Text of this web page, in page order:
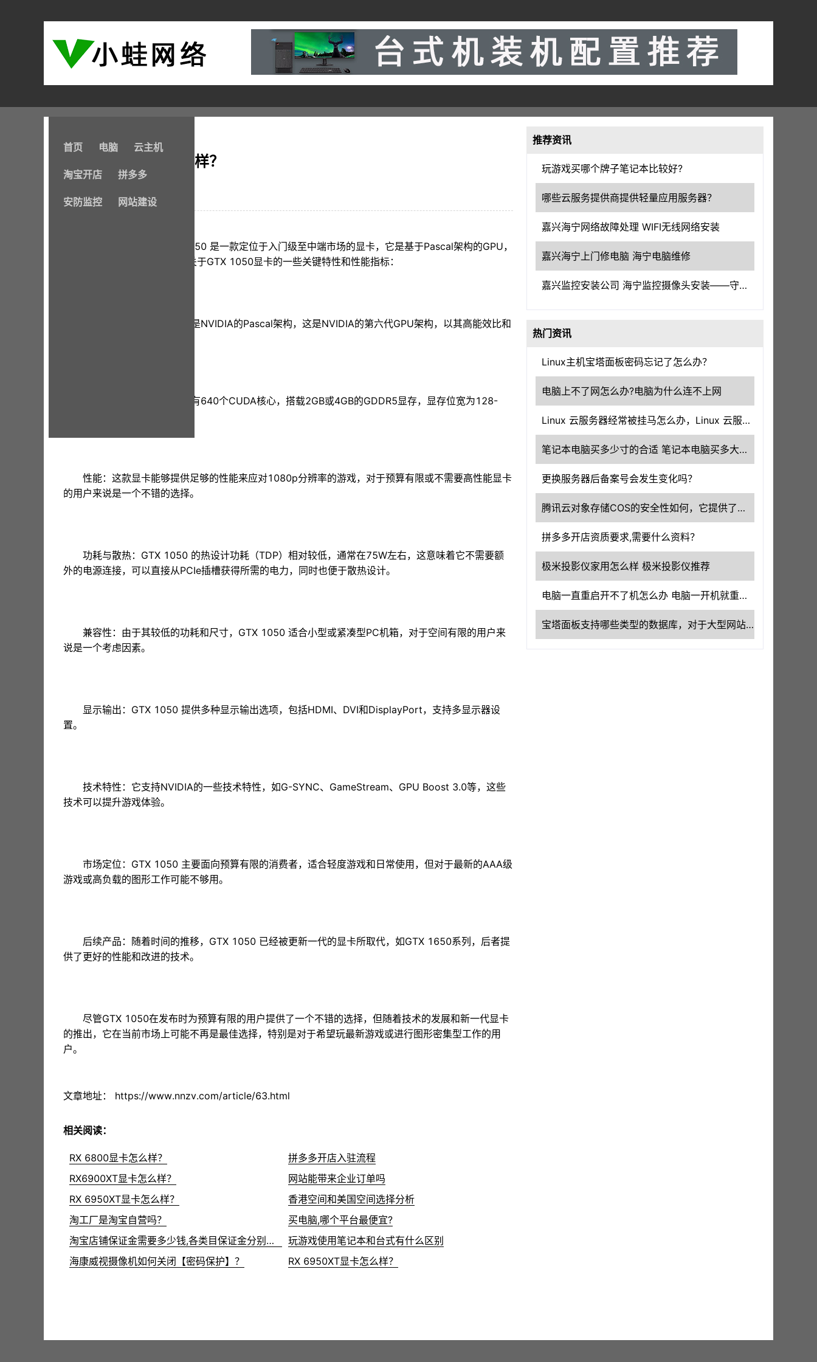
首页 电脑 云主机
淘宝开店 拼多多
安防监控 网站建设
GTX 1050显卡怎么样？
2024-07-31
NVIDIA GeForce GTX 1050 是一款定位于入门级至中端市场的显卡，它是基于Pascal架构的GPU，
发布于2016年10月。以下是关于GTX 1050显卡的一些关键特性和性能指标：
架构：GTX 1050 采用的是NVIDIA的Pascal架构，这是NVIDIA的第六代GPU架构，以其高能效比和
核心配置：GTX 1050 拥有640个CUDA核心，搭载2GB或4GB的GDDR5显存，显存位宽为128-
性能：这款显卡能够提供足够的性能来应对1080p分辨率的游戏，对于预算有限或不需要高性能显卡
的用户来说是一个不错的选择。
功耗与散热：GTX 1050 的热设计功耗（TDP）相对较低，通常在75W左右，这意味着它不需要额
外的电源连接，可以直接从PCIe插槽获得所需的电力，同时也便于散热设计。
兼容性：由于其较低的功耗和尺寸，GTX 1050 适合小型或紧凑型PC机箱，对于空间有限的用户来
说是一个考虑因素。
显示输出：GTX 1050 提供多种显示输出选项，包括HDMI、DVI和DisplayPort，支持多显示器设
置。
技术特性：它支持NVIDIA的一些技术特性，如G-SYNC、GameStream、GPU Boost 3.0等，这些
技术可以提升游戏体验。
市场定位：GTX 1050 主要面向预算有限的消费者，适合轻度游戏和日常使用，但对于最新的AAA级
游戏或高负载的图形工作可能不够用。
后续产品：随着时间的推移，GTX 1050 已经被更新一代的显卡所取代，如GTX 1650系列，后者提
供了更好的性能和改进的技术。
尽管GTX 1050在发布时为预算有限的用户提供了一个不错的选择，但随着技术的发展和新一代显卡
的推出，它在当前市场上可能不再是最佳选择，特别是对于希望玩最新游戏或进行图形密集型工作的用
户。
文章地址： https://www.nnzv.com/article/63.html
相关阅读：
RX 6800显卡怎么样？
拼多多开店入驻流程
RX6900XT显卡怎么样？
网站能带来企业订单吗
RX 6950XT显卡怎么样？
香港空间和美国空间选择分析
淘工厂是淘宝自营吗？
买电脑,哪个平台最便宜?
淘宝店铺保证金需要多少钱,各类目保证金分别是多少？
玩游戏使用笔记本和台式有什么区别
海康威视摄像机如何关闭【密码保护】？
RX 6950XT显卡怎么样？
推荐资讯
玩游戏买哪个牌子笔记本比较好?
哪些云服务提供商提供轻量应用服务器？
嘉兴海宁网络故障处理 WIFI无线网络安装
嘉兴海宁上门修电脑 海宁电脑维修
嘉兴监控安装公司 海宁监控摄像头安装——守护嘉兴，洞察一切
热门资讯
Linux主机宝塔面板密码忘记了怎么办？
电脑上不了网怎么办?电脑为什么连不上网
Linux 云服务器经常被挂马怎么办，Linux 云服务器的安全防护。
笔记本电脑买多少寸的合适 笔记本电脑买多大尺寸的好
更换服务器后备案号会发生变化吗？
腾讯云对象存储COS的安全性如何，它提供了哪些安全特性？
拼多多开店资质要求,需要什么资料？
极米投影仪家用怎么样 极米投影仪推荐
电脑一直重启开不了机怎么办 电脑一开机就重启无限循环
宝塔面板支持哪些类型的数据库，对于大型网站来说性能如何？